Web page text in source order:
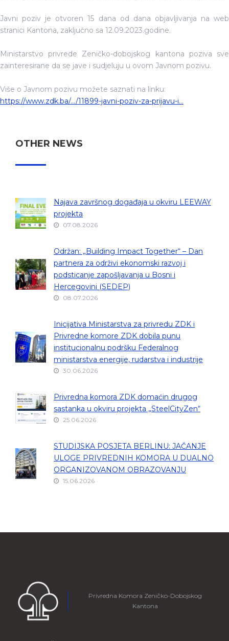
Javni poziv je otvoren 15 dana od dana objavljivanja na web
stranici Kantona, zaključno sa 12.09.2023.godine.
Ministarstvo privrede Zeničko-dobojskog kantona poziva sve
zainteresirane da se jave i sudjeluju u ovom Javnom pozivu.
Više o Javnom pozivu možete saznati na linku:
https://www.zdk.ba/.../11899-javni-poziv-za-prijavu-i...
OTHER NEWS
Najava završnog događaja u okviru LEEWAY
projekta
07.08.2026
Održan: „Building Impact Together“ – Dan
partnera za održivi ekonomski razvoj i
podsticanje zapošljavanja u Bosni i
Hercegovini (SEDEP)
08.07.2026
Inicijativa Ministarstva za privredu ZDK i
Privredne komore ZDK dobila punu
institucionalnu podršku Federalnog
ministarstva energije, rudarstva i industrije
30.06.2026
Privredna komora ZDK domaćin drugog
sastanka u okviru projekta „SteelCityZen“
25.06.2026
STUDIJSKA POSJETA BERLINU: JAČANJE
ULOGE PRIVREDNIH KOMORA U DUALNO
ORGANIZOVANOM OBRAZOVANJU
15.06.2026
Privredna Komora Zeničko-Dobojskog
Kantona